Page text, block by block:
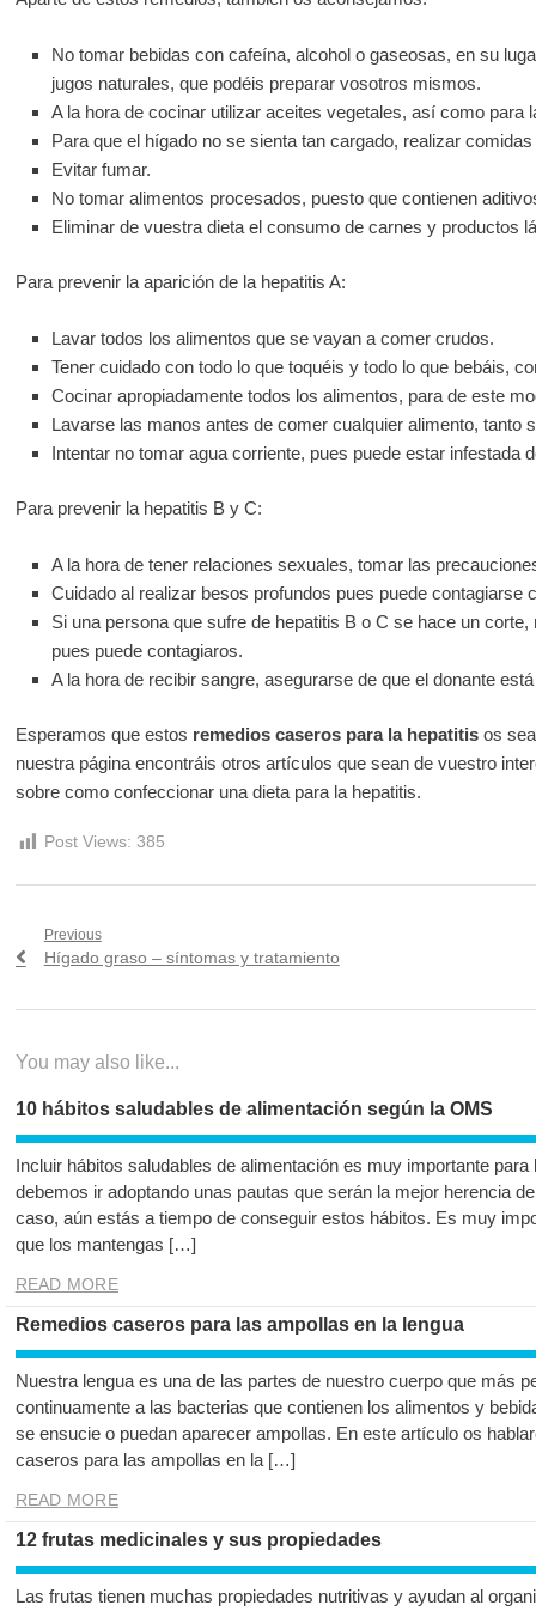
No tomar bebidas con cafeína, alcohol o gaseosas, en su
jugos naturales, que podéis preparar vosotros mismos.
A la hora de cocinar utilizar aceites vegetales, así como para
Para que el hígado no se sienta tan cargado, realizar
Evitar fumar.
No tomar alimentos procesados, puesto que contienen
Eliminar de vuestra dieta el consumo de carnes y productos
Para prevenir la aparición de la hepatitis A:
Lavar todos los alimentos que se vayan a comer crudos.
Tener cuidado con todo lo que toquéis y todo lo que bebáis,
Cocinar apropiadamente todos los alimentos, para de este
Lavarse las manos antes de comer cualquier alimento, tanto
Intentar no tomar agua corriente, pues puede estar infestada
Para prevenir la hepatitis B y C:
A la hora de tener relaciones sexuales, tomar las
Cuidado al realizar besos profundos pues puede contagiarse
Si una persona que sufre de hepatitis B o C se hace un
pues puede contagiaros.
A la hora de recibir sangre, asegurarse de que el donante
Esperamos que estos remedios caseros para la hepatitisos
nuestra página encontráis otros artículos que sean de vuestro
sobre como confeccionar una dieta para la hepatitis.
Post Views: 385
Navegación
Previous
Previous
Hígado graso – síntomas y tratamiento
You may also like...
10 hábitos saludables de alimentación según la OMS
Incluir hábitos saludables de alimentación es muy importante
debemos ir adoptando unas pautas que serán la mejor herencia
caso, aún estás a tiempo de conseguir estos hábitos. Es muy
que los mantengas […]
READ MORE
Remedios caseros para las ampollas en la lengua
Nuestra lengua es una de las partes de nuestro cuerpo que más
continuamente a las bacterias que contienen los alimentos y
se ensucie o puedan aparecer ampollas. En este artículo os
caseros para las ampollas en la […]
READ MORE
12 frutas medicinales y sus propiedades
Las frutas tienen muchas propiedades nutritivas y ayudan al